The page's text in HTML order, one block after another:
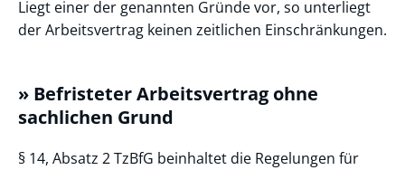
Liegt einer der genannten Gründe vor, so unterliegt
der Arbeitsvertrag keinen zeitlichen Einschränkungen.
» Befristeter Arbeitsvertrag ohne
sachlichen Grund
§ 14, Absatz 2 TzBfG beinhaltet die Regelungen für